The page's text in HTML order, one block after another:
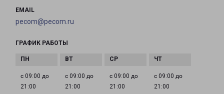
EMAIL
pecom@pecom.ru
ГРАФИК РАБОТЫ
с 09:00 до
21:00
с 09:00 до
21:00
с 09:00 до
21:00
с 09:00 до
21:00